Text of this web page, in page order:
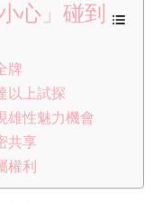
心」碰到
牌
以上試探
雄性魅力機會
共享
權利